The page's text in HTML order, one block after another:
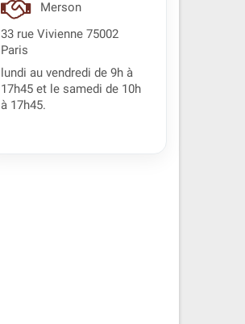
Merson
33 rue Vivienne 75002
Paris
lundi au vendredi de 9h à
17h45 et le samedi de 10h
à 17h45.